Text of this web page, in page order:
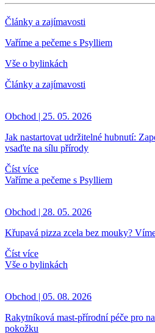
Články a zajímavosti
Vaříme a pečeme s Psylliem
Vše o bylinkách
Články a zajímavosti
Obchod | 25. 05. 2026
Jak nastartovat udržitelné hubnutí:
vsaďte na sílu přírody
Číst více
Vaříme a pečeme s Psylliem
Obchod | 28. 05. 2026
Křupavá pizza zcela bez mouky?
Číst více
Vše o bylinkách
Obchod | 05. 08. 2026
Rakytníková mast-přírodní péče pro
pokožku